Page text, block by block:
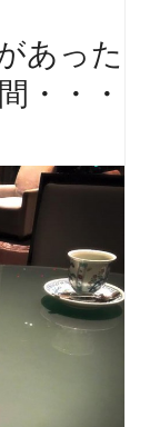
あった
・・・